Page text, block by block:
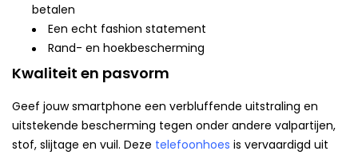
betalen
Een echt fashion statement
Rand- en hoekbescherming
Kwaliteit en pasvorm
Geef jouw smartphone een verbluffende uitstraling en
uitstekende bescherming tegen onder andere valpartijen,
stof, slijtage en vuil. Deze telefoonhoes is vervaardigd uit